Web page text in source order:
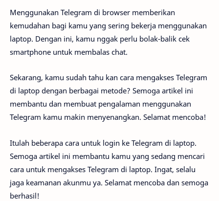
Menggunakan Telegram di browser memberikan
kemudahan bagi kamu yang sering bekerja menggunakan
laptop. Dengan ini, kamu nggak perlu bolak-balik cek
smartphone untuk membalas chat.
Sekarang, kamu sudah tahu kan cara mengakses Telegram
di laptop dengan berbagai metode? Semoga artikel ini
membantu dan membuat pengalaman menggunakan
Telegram kamu makin menyenangkan. Selamat mencoba!
Itulah beberapa cara untuk login ke Telegram di laptop.
Semoga artikel ini membantu kamu yang sedang mencari
cara untuk mengakses Telegram di laptop. Ingat, selalu
jaga keamanan akunmu ya. Selamat mencoba dan semoga
berhasil!